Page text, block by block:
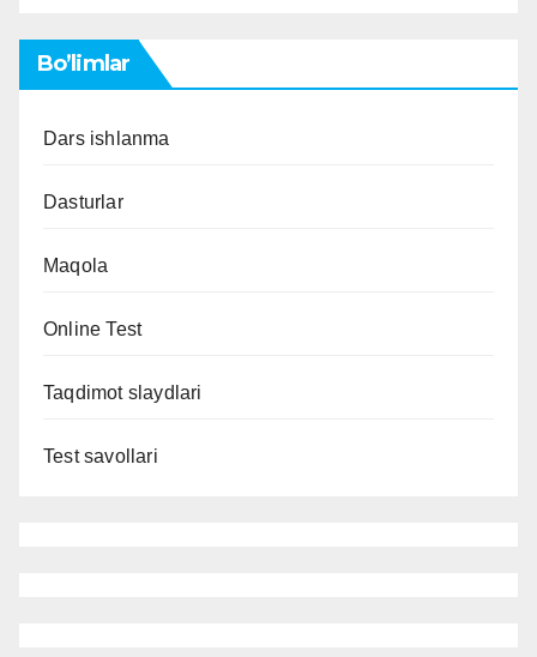
Bo’limlar
Dars ishlanma
Dasturlar
Maqola
Online Test
Taqdimot slaydlari
Test savollari